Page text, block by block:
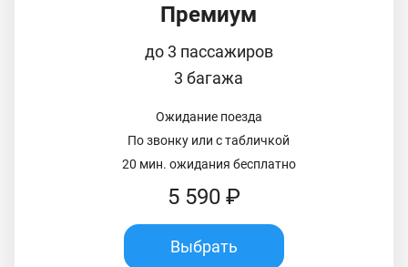
Премиум
до 3 пассажиров
3 багажа
Ожидание поезда
По звонку или с табличкой
20 мин. ожидания бесплатно
5 590 ₽
Выбрать